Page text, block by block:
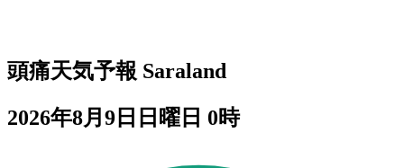
頭痛天気予報 Saraland
2026年8月9日日曜日 0時